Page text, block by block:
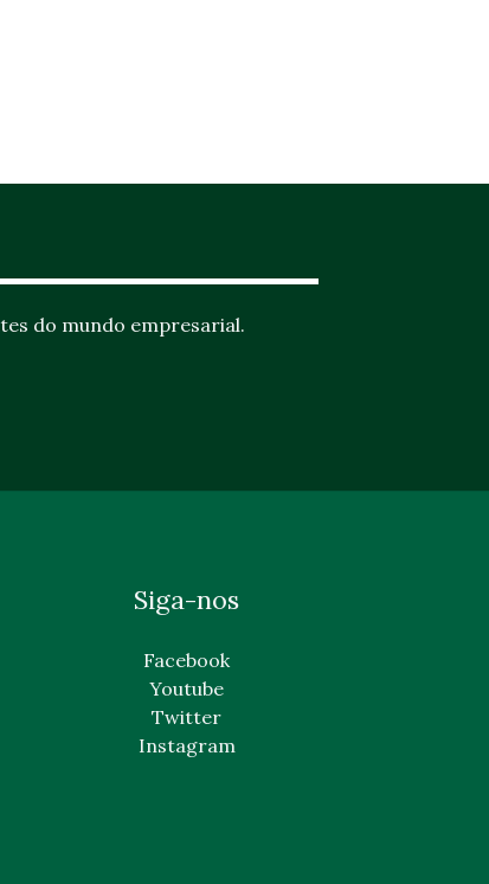
do mundo empresarial.
Siga-nos
Facebook
Youtube
Twitter
Instagram